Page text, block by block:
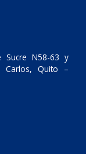
Sucre N58-63 y
Carlos, Quito –